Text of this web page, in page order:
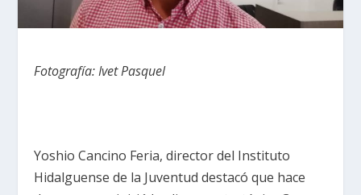
Fotografía: Ivet Pasquel
Yoshio Cancino Feria, director del Instituto
Hidalguense de la Juventud destacó que hace